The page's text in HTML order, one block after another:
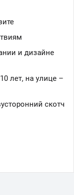
и дизайне
лет, на улице –
скотч